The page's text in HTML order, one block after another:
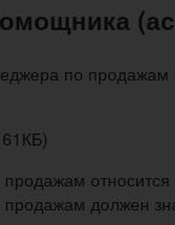
относится
должен